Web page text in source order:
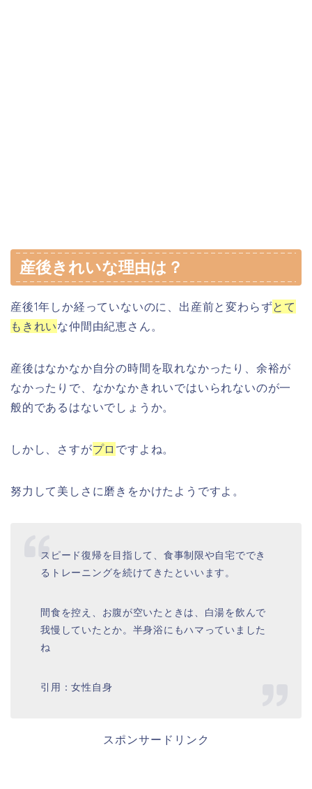
産後きれいな理由は？
産後1年しか経っていないのに、出産前と変わらずとて
もきれいな仲間由紀恵さん。
産後はなかなか自分の時間を取れなかったり、余裕が
なかったりで、なかなかきれいではいられないのが一
般的であるはないでしょうか。
しかし、さすがプロ ですよね。
努力して美しさに磨きをかけたようですよ。
スピード復帰を目指して、食事制限や自宅ででき
るトレーニングを続けてきたといいます。
間食を控え、お腹が空いたときは、白湯を飲んで
我慢していたとか。半身浴にもハマっていました
ね
引用：女性自身
スポンサードリンク